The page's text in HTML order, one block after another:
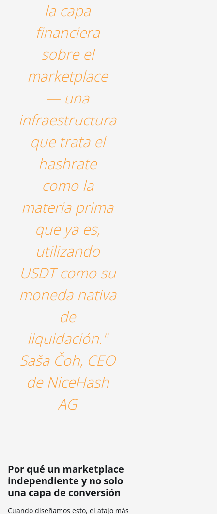
la capa
financiera
sobre el
marketplace
— una
infraestructura
que trata el
hashrate
como la
materia prima
que ya es,
utilizando
USDT como su
moneda nativa
de
liquidación."
Saša Čoh, CEO
de NiceHash
AG
Por qué un marketplace
independiente y no solo
una capa de conversión
Cuando diseñamos esto, el atajo más